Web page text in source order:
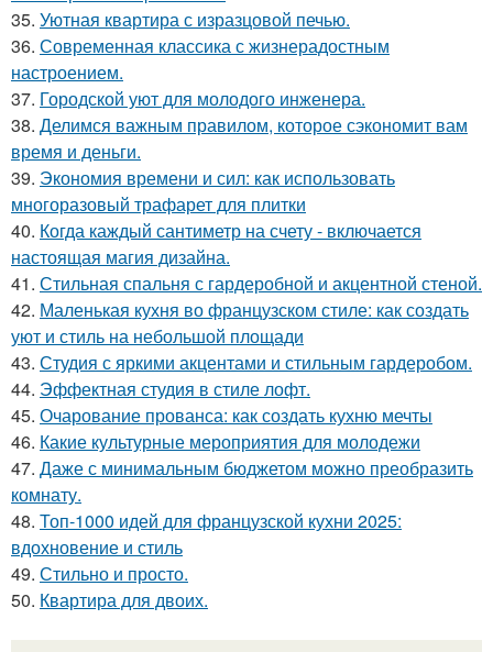
35. Уютная квартира с изразцовой печью.
36. Современная классика с жизнерадостным
настроением.
37. Городской уют для молодого инженера.
38. Делимся важным правилом, которое сэкономит вам
время и деньги.
39. Экономия времени и сил: как использовать
многоразовый трафарет для плитки
40. Когда каждый сантиметр на счету - включается
настоящая магия дизайна.
41. Стильная спальня с гардеробной и акцентной стеной.
42. Маленькая кухня во французском стиле: как создать
уют и стиль на небольшой площади
43. Студия с яркими акцентами и стильным гардеробом.
44. Эффектная студия в стиле лофт.
45. Очарование прованса: как создать кухню мечты
46. Какие культурные мероприятия для молодежи
47. Даже с минимальным бюджетом можно преобразить
комнату.
48. Топ-1000 идей для французской кухни 2025:
вдохновение и стиль
49. Стильно и просто.
50. Квартира для двоих.